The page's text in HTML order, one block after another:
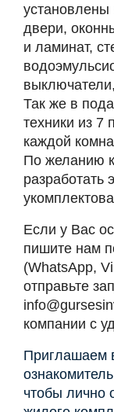
двери,
и ламинат,
Так же в
техники из 7
каждой
По желанию
разработать
Если у Вас
пишите нам
(WhatsApp,
отправьте
компании с
Приглашаем
чтобы лично